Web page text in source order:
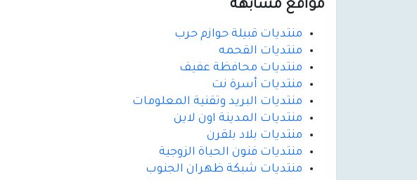
مواقع مشابهة
منتديات قبيلة حوازم حرب
منتديات القحمه
منتديات محافظة عفيف
منتديات أسرة نت
منتديات البريد وتقنية المعلومات
منتديات المدينة اون لاين
منتديات بلاد بلقرن
منتديات فنون الحياة الزوجية
منتديات شبكة ظهران الجنوب